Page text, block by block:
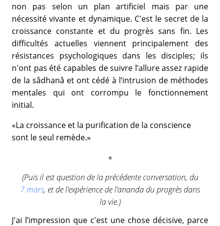
non pas selon un plan artificiel mais par une
nécessité vivante et dynamique. C'est le secret de la
croissance constante et du progrès sans fin. Les
difficultés actuelles viennent principalement des
résistances psychologiques dans les disciples; ils
n'ont pas été capables de suivre l’allure assez rapide
de la sâdhanâ et ont cédé à l’intrusion de méthodes
mentales qui ont corrompu le fonctionnement
initial.
«La croissance et la purification de la conscience
sont le seul remède.»
(Puis il est question de la précédente conversation, du
7 mars, et de l’expérience de l’ananda du progrès dans
la vie.)
J'ai l’impression que c'est une chose décisive, parce